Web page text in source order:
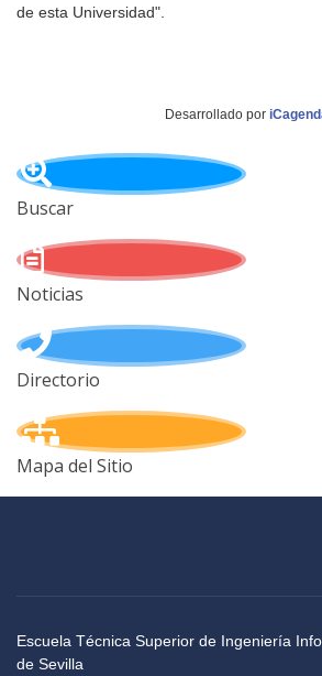
de esta Universidad".
Desarrollado por
Buscar
Noticias
Directorio
Mapa del Sitio
Escuela Técnica Superior de Ingeniería
de Sevilla